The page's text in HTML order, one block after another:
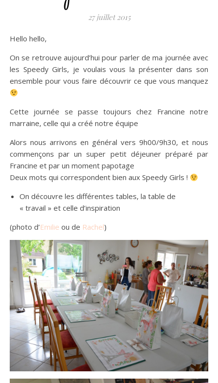
27 juillet 2015
Hello hello,
On se retrouve aujourd’hui pour parler de ma journée avec
les Speedy Girls, je voulais vous la présenter dans son
ensemble pour vous faire découvrir ce que vous manquez
Cette journée se passe toujours chez Francine notre
marraine, celle qui a créé notre équipe
Alors nous arrivons en général vers 9h00/9h30, et nous
commençons par un super petit déjeuner préparé par
Francine et par un moment papotage
Deux mots qui correspondent bien aux Speedy Girls !
On découvre les différentes tables, la table de
« travail » et celle d’inspiration
(photo d’Emilie ou de Rachel)